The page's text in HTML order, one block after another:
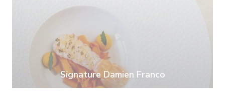
Signature Damien Franco